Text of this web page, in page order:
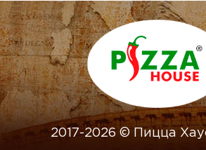
2017-2026 © Пицца